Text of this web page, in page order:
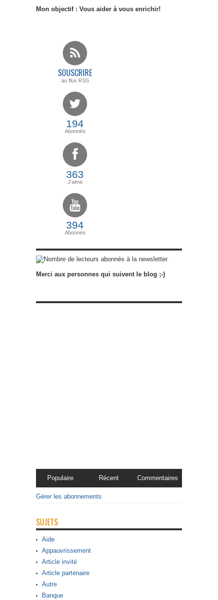
Mon objectif : Vous aider à vous enrichir!
SOUSCRIRE
au flux RSS
194
Abonnés
363
J'aime
394
Abonnés
abonnés à la newsletter.
Merci aux personnes qui suivent le blog ;-)
Populaire Récent Commentaires
Gérer les abonnements
SUJETS
Aide
Appauvrissement
Article invité
Article partenaire
Autre
Banque